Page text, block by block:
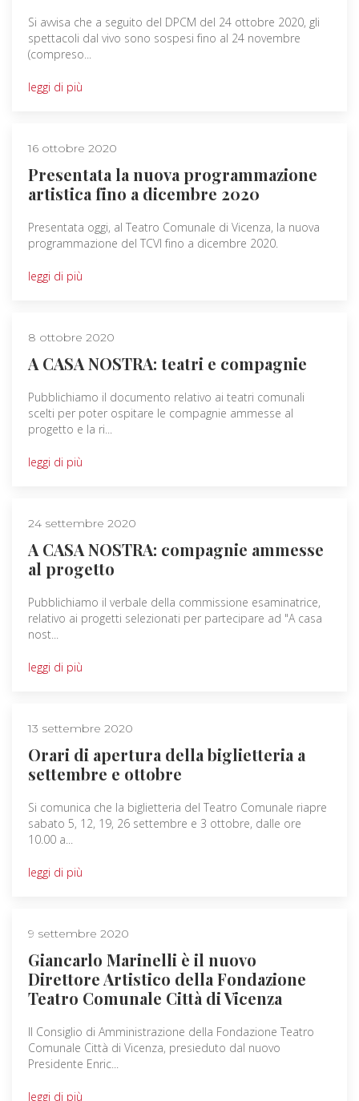
Si avvisa che a seguito del DPCM del 24 ottobre 2020, gli
spettacoli dal vivo sono sospesi fino al 24 novembre
(compreso...
leggi di più
16 ottobre 2020
Presentata la nuova programmazione
artistica fino a dicembre 2020
Presentata oggi, al Teatro Comunale di Vicenza, la nuova
programmazione del TCVI fino a dicembre 2020.
leggi di più
8 ottobre 2020
A CASA NOSTRA: teatri e compagnie
Pubblichiamo il documento relativo ai teatri comunali
scelti per poter ospitare le compagnie ammesse al
progetto e la ri...
leggi di più
24 settembre 2020
A CASA NOSTRA: compagnie ammesse
al progetto
Pubblichiamo il verbale della commissione esaminatrice,
relativo ai progetti selezionati per partecipare ad "A casa
nost...
leggi di più
13 settembre 2020
Orari di apertura della biglietteria a
settembre e ottobre
Si comunica che la biglietteria del Teatro Comunale riapre
sabato 5, 12, 19, 26 settembre e 3 ottobre, dalle ore
10.00 a...
leggi di più
9 settembre 2020
Giancarlo Marinelli è il nuovo
Direttore Artistico della Fondazione
Teatro Comunale Città di Vicenza
Il Consiglio di Amministrazione della Fondazione Teatro
Comunale Città di Vicenza, presieduto dal nuovo
Presidente Enric...
leggi di più